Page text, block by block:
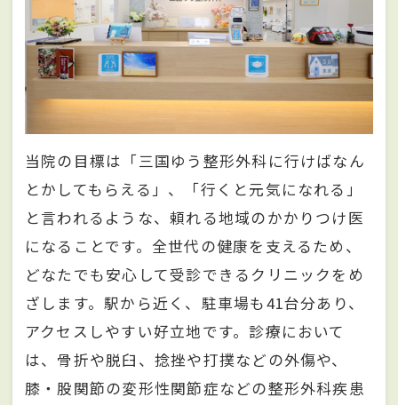
当院の目標は「三国ゆう整形外科に行けばなん
とかしてもらえる」、「行くと元気になれる」
と言われるような、頼れる地域のかかりつけ医
になることです。全世代の健康を支えるため、
どなたでも安心して受診できるクリニックをめ
ざします。駅から近く、駐車場も41台分あり、
アクセスしやすい好立地です。診療において
は、骨折や脱臼、捻挫や打撲などの外傷や、
膝・股関節の変形性関節症などの整形外科疾患